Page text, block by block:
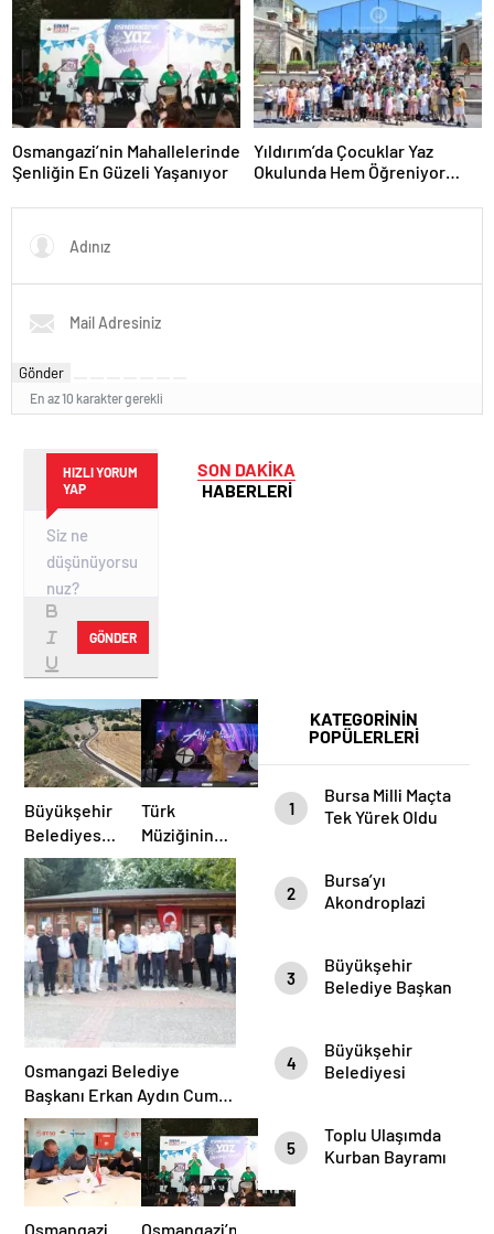
Osmangazi’nin Mahallelerinde
Şenliğin En Güzeli Yaşanıyor
Yıldırım’da Çocuklar Yaz
Okulunda Hem Öğreniyor
Gönder
En az 10 karakter gerekli
HIZLI YORUM
YAP
GÖNDER
SON DAKİKA
HABERLERİ
KATEGORİNİN
POPÜLERLERİ
1
Bursa Milli Maçta
Tek Yürek Oldu
2
Bursa’yı
Akondroplazi
3
Büyükşehir
Belediye Başkan
Marşın
Bestecilerini
4
Büyükşehir
Belediyesi
“Aşure Bereket
Demektir”
5
Toplu Ulaşımda
Kurban Bayramı
Büyükşehir
Belediyesi’nden
İnegöl’e
Ulaşım
Hamlesi
Türk
Müziğinin
Güçlü Sesi
Aslı
Hünel’den
Açık Havada
Müzik
Ziyafeti
Osmangazi Belediye
Başkanı Erkan Aydın Cuma
Durağı Küplüpınar
Mahallesi Oldu
Osmangazi Osmangazi’nin